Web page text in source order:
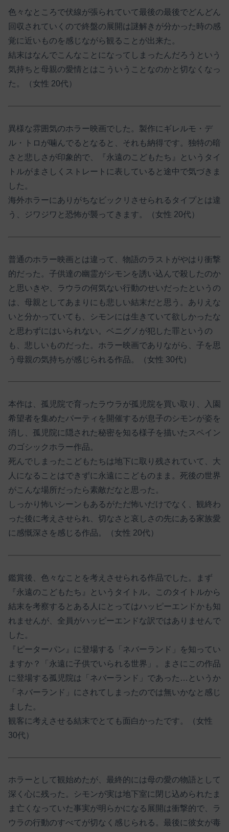
色々なところで伏線が張られていて最後の最後でどんどん
回収されていくので終盤の展開は謎解きが分かった時の感
覚に近いものを感じながら観ることが出来た。
結末はなんでこんなことになってしまったんだろうという
気持ちと母親の愛情とはこういうことなのかと切なくなっ
た。（女性 20代）
異様な雰囲気のホラー映画でした。製作にギレルモ・デ
ル・トロが噛んでるとなると、それも納得です。独特の暗
さと悲しさが印象的で、『永遠のこどもたち』というタイ
トルがまさしくストレートに表していると途中で気づきま
した。
海外ホラーにありがちなビックリさせられるタイプとは違
う、ジワジワと恐怖が襲ってきます。（女性 20代）
普通のホラー映画とは違って、物語のラストがやはり衝撃
的だった。子供達の幽霊がシモンを誘い込んで殺したのか
と思いきや、ラウラの何気ない行動のせいだったというの
は、母親としてあまりにも悲しい結末だと思う。ありえな
いと分かっていても、シモンには生きていて欲しかったな
と思わずにはいられない。ベニグノが犯した罪というの
も、悲しいものだった。ホラー映画でありながら、子を思
う母親の気持ちが感じられる作品。（女性 30代）
本作は、孤児院で育ったラウラが孤児院を買い取り、入園
希望者を集めたパーティを開催するが息子のシモンが姿を
消し、孤児院に隠された秘密を知る様子を描いたスペイン
のゴシックホラー作品。
死んでしまったこどもたちは地下に取り残されていて、大
人になることはできずに永遠にこどものまま。死後の世界
がこんな場所だったら素敵だなと思った。
しっかり怖いシーンもあるがただ怖いだけでなく、観終わ
った後に考えさせられ、切なさと哀しさの先にある家族愛
に感慨深さを感じる作品。（女性 20代）
鑑賞後、色々なことを考えさせられる作品でした。まず
『永遠のこどもたち』というタイトル。このタイトルから
結末を考察するとある人にとってはハッピーエンドかも知
れませんが、全員がハッピーエンドな訳ではありませんで
した。
『ピーターパン』に登場する「ネバーランド」を知ってい
ますか？「永遠に子供でいられる世界」。まさにこの作品
に登場する孤児院は「ネバーランド」であった…というか
「ネバーランド」にされてしまったのでは無いかなと感じ
ました。
観客に考えさせる結末でとても面白かったです。（女性
30代）
ホラーとして観始めたが、最終的には母の愛の物語として
深く心に残った。シモンが実は地下室に閉じ込められたま
ま亡くなっていた事実が明らかになる展開は衝撃的で、ラ
ウラの行動のすべてが切なく感じられる。最後に彼女が毒